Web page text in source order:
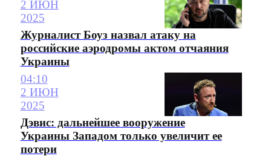
2 ИЮН
2025
Журналист Боуз назвал атаку на
российские аэродромы актом отчаяния
Украины
04:10
2 ИЮН
2025
Дэвис: дальнейшее вооружение
Украины Западом только увеличит ее
потери